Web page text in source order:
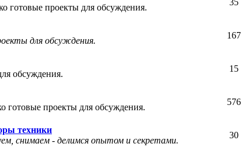
готовые проекты для обсуждения.
35
для обсуждения.
167
обсуждения.
15
готовые проекты для обсуждения.
576
техники
снимаем - делимся опытом и секретами.
30